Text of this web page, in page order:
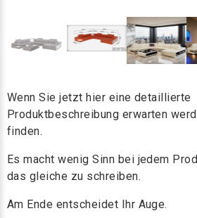
Wenn Sie jetzt hier eine detaillierte
Produktbeschreibung erwarten
finden.
Es macht wenig Sinn bei jedem
das gleiche zu schreiben.
Am Ende entscheidet Ihr Auge.